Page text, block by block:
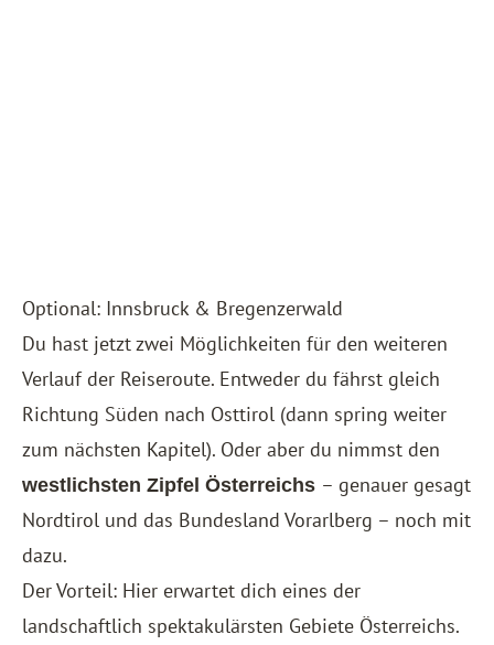
Optional: Innsbruck & Bregenzerwald
Du hast jetzt zwei Möglichkeiten für den weiteren
Verlauf der Reiseroute. Entweder du fährst gleich
Richtung Süden nach Osttirol (dann spring weiter
zum nächsten Kapitel). Oder aber du nimmst den
westlichsten Zipfel Österreichs – genauer gesagt
Nordtirol und das Bundesland Vorarlberg – noch mit
dazu.
Der Vorteil: Hier erwartet dich eines der
landschaftlich spektakulärsten Gebiete Österreichs.